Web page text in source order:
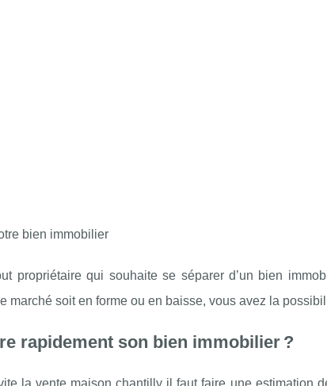
bien immobilier
propriétaire qui souhaite se séparer d’un bien
marché soit en forme ou en baisse, vous avez la
rapidement son bien immobilier ?
la vente maison chantilly il faut faire une estimation